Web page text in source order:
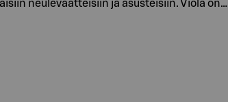
neulevaatteisiin ja asusteisiin. Viola on…